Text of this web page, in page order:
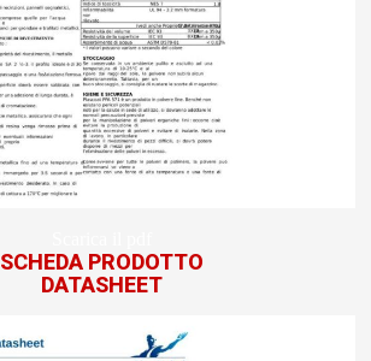
SCHEDA PRODOTTO
DATASHEET